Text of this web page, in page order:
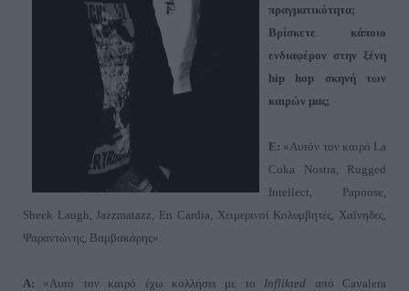
πραγματικότητα;
Βρίσκετε κάποιο
ενδιαφέρον στην ξένη
hip
hop σκηνή των
καιρών μας;
Ε: «Αυτόν τον καιρό La
Coka
Nostra
Rugged
Intellect
Papoose
Sheek Laugh ,Jazzmatazz En Cardia , Χειμερινοί Κολυμβητές, Χαΐνηδες,
Ψαραντώνης, Βαμβακάρης».
Α: «Αυτό τον καιρό έχω κολλήσει με το Inflikted από Cavalera